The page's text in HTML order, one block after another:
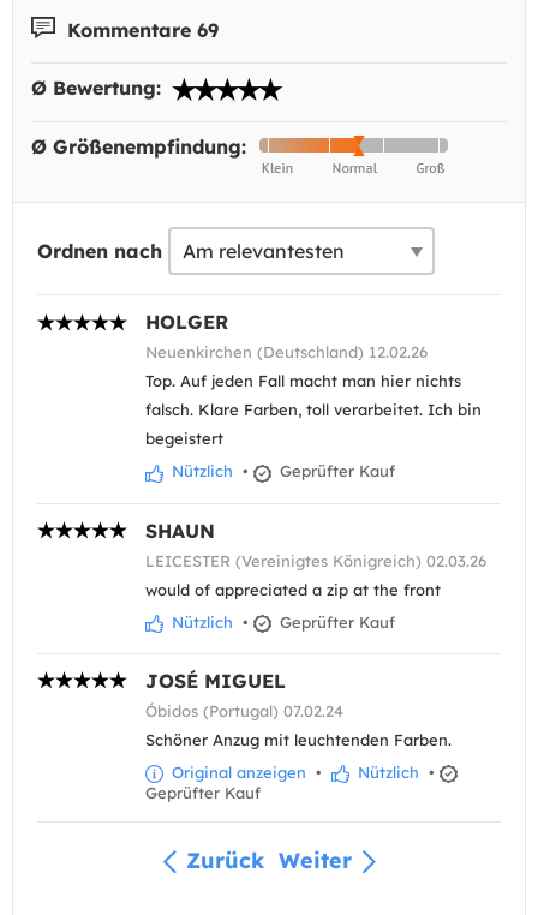
Kommentare 69
Ø Bewertung:
Ø Größenempfindung:
Ordnen nach
HOLGER
Neuenkirchen (Deutschland) 12.02.26
Top. Auf jeden Fall macht man hier nichts
falsch. Klare Farben, toll verarbeitet. Ich bin
begeistert
Nützlich • Geprüfter Kauf
SHAUN
LEICESTER (Vereinigtes Königreich) 02.03.26
would of appreciated a zip at the front
Nützlich • Geprüfter Kauf
JOSÉ MIGUEL
Óbidos (Portugal) 07.02.24
Schöner Anzug mit leuchtenden Farben.
Original anzeigen • Nützlich •
Geprüfter Kauf
Zurück Weiter